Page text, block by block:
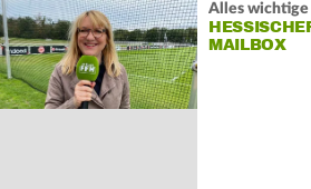
Alles
MAILBOX